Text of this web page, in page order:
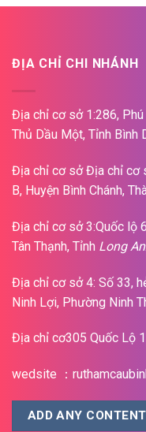
ĐỊA CHỈ CHI NHÁNH
Địa chỉ cơ sở 1:286,
Thủ Dầu Một, Tỉnh Bình
Địa chỉ cơ sở Địa chỉ cơ
B, Huyện Bình Chánh,
Địa chỉ cơ sở 3:Quốc lộ
Tân Thạnh, Tỉnh Long An.
Địa chỉ cơ sở 4: Số 33,
Ninh Lợi, Phường Ninh
Địa chỉ cơ305 Quốc Lộ
wedsite ：
ADD ANY